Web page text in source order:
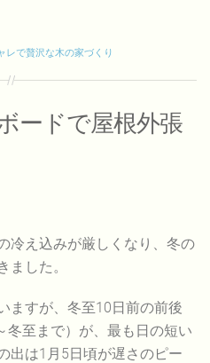
レで贅沢な木の家づくり
ードで屋根外張
冷え込みが厳しくなり、冬の
ました。
ますが、冬至10日前の前後
冬至まで）が、最も日の短い
出は1月5日頃が遅さのピー